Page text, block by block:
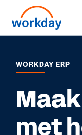
WORKDAY ERP
met